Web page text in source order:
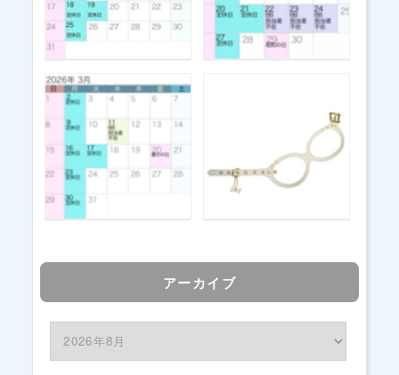
アーカイブ